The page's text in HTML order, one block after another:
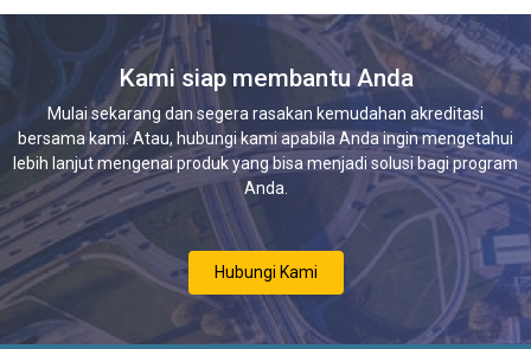
Kami siap membantu Anda
Mulai sekarang dan segera rasakan kemudahan akreditasi
bersama kami. Atau, hubungi kami apabila Anda ingin mengetahui
lebih lanjut mengenai produk yang bisa menjadi solusi bagi program
Anda.
Hubungi Kami